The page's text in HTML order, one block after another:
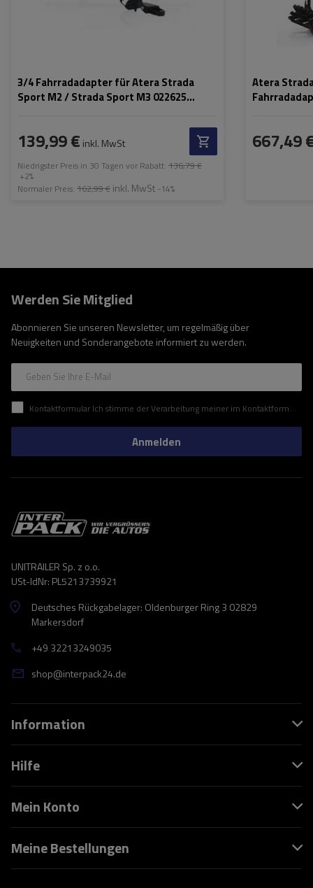
3/4 Fahrradadapter für Atera Strada
Sport M2 / Strada Sport M3 022625
139,99 € inkl. MwSt
Niedrigster Preis in 30 Tagen vor Rabatt: 136,79 €
+2%
Normaler Preis: 162,99 € inkl. MwSt -14%
Atera
667,49
Max.
Abstand
Werden Sie Mitglied
Abonnieren Sie unseren Newsletter, um regelmäßig über
Neuigkeiten und Sonderangebote informiert zu werden.
Geben Sie Ihre E-Mail
Kontaktformular Ich stimme der Verarbeitung meiner im Kontaktformular enthaltenen personenbezogenen Daten gemäß der Verordnung (EU) des Europäischen Parlaments und des Rates zu.
Anmelden
UNITRAILER Sp. z o.o.
USt-IdNr: PL5213739921
Deutsches Rückgabelager: Oldenburger Ring 3 02829
Markersdorf
+49 32213249035
shop@interpack24.de
Information
Hilfe
Mein Konto
Meine Bestellungen